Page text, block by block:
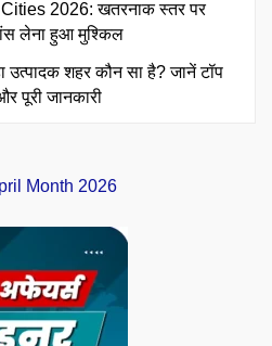
2026: खतरनाक स्तर पर
लेना हुआ मुश्किल
शहर कौन सा है? जानें टॉप
पूरी जानकारी